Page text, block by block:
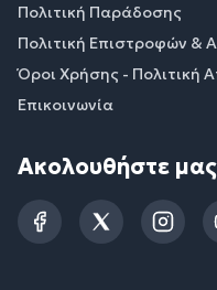
Πολιτική Παράδοσης
Πολιτική Επιστροφών &
Όροι Χρήσης - Πολιτική
Επικοινωνία
Ακολουθήστε μας
FacebookTwitter